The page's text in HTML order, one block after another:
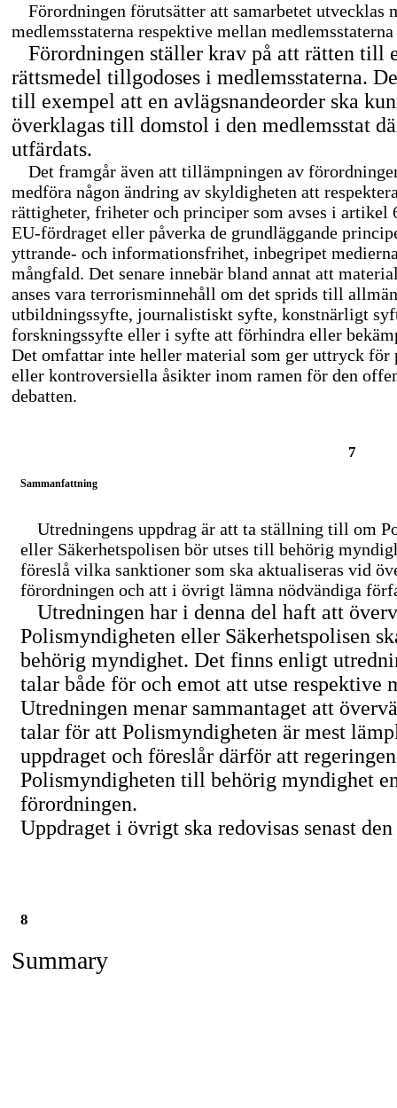
Förordningen förutsätter att samarbetet utvecklas
medlemsstaterna respektive mellan
Förordningen ställer krav på att rätten till
rättsmedel tillgodoses i medlemsstaterna.
till exempel att en avlägsnandeorder ska
överklagas till domstol i den medlemsstat
utfärdats.
Det framgår även att tillämpningen av
medföra någon ändring av skyldigheten att
rättigheter, friheter och principer som avses i artikel
EU-fördraget eller påverka de grundläggande
yttrande- och informationsfrihet, inbegripet
mångfald. Det senare innebär bland annat att
anses vara terrorisminnehåll om det sprids till
utbildningssyfte, journalistiskt syfte, konstnärligt
forskningssyfte eller i syfte att förhindra eller
Det omfattar inte heller material som ger uttryck för
eller kontroversiella åsikter inom ramen för den
debatten.
7
Sammanfattning
Utredningens uppdrag är att ta ställning till om
eller Säkerhetspolisen bör utses till behörig
föreslå vilka sanktioner som ska aktualiseras vid
förordningen och att i övrigt lämna nödvändiga
Utredningen har i denna del haft att
Polismyndigheten eller Säkerhetspolisen
behörig myndighet. Det finns enligt
talar både för och emot att utse respektive
Utredningen menar sammantaget att
talar för att Polismyndigheten är mest
uppdraget och föreslår därför att
Polismyndigheten till behörig myndighet
förordningen.
Uppdraget i övrigt ska redovisas senast
8
Summary